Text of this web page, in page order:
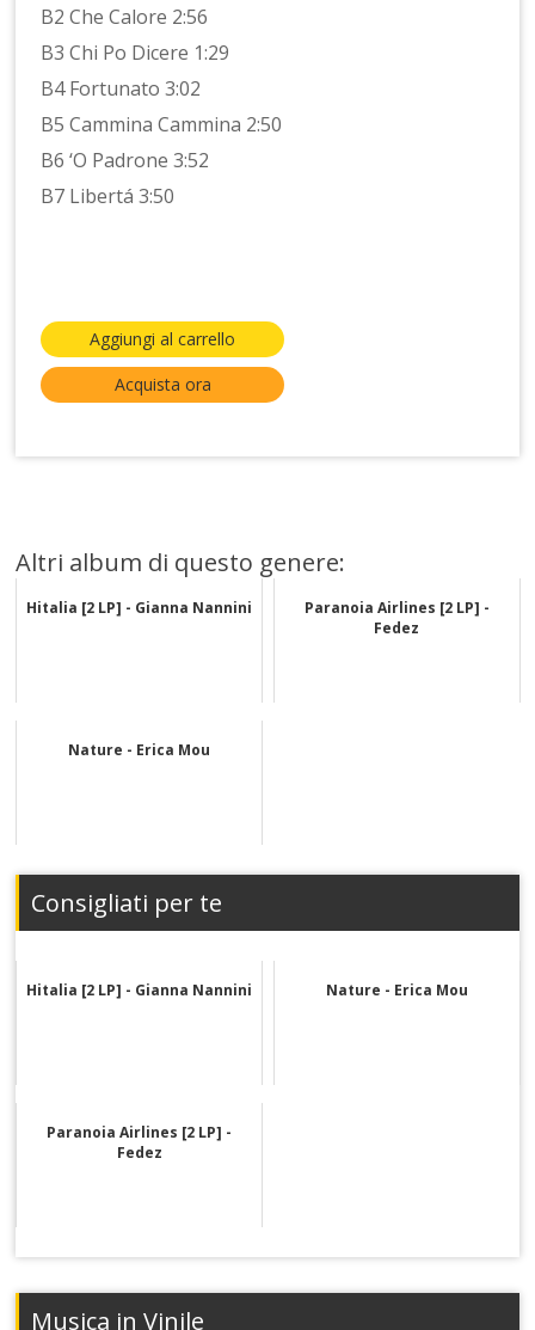
B2 Che Calore 2:56
B3 Chi Po Dicere 1:29
B4 Fortunato 3:02
B5 Cammina Cammina 2:50
B6 ‘O Padrone 3:52
B7 Libertá 3:50
Aggiungi al carrello
Acquista ora
Altri album di questo genere:
Hitalia [2 LP] - Gianna Nannini
Paranoia Airlines [2 LP] -
Fedez
Nature - Erica Mou
Consigliati per te
Hitalia [2 LP] - Gianna Nannini Nature - Erica Mou
Paranoia Airlines [2 LP] -
Fedez
Musica in Vinile